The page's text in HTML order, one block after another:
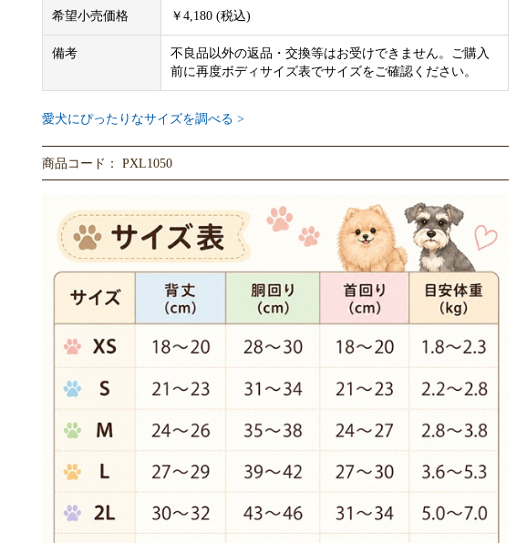
希望小売価格 ￥4,180 (税込)
備考
不良品以外の返品・交換等はお受けできません。ご購入
前に再度ボディサイズ表でサイズをご確認ください。
愛犬にぴったりなサイズを調べる >
商品コード： PXL1050